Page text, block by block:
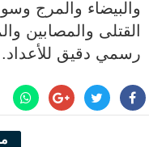
والبيضاء والمرج
القتلى والمصابين
رسمي دقيق للأعداد.